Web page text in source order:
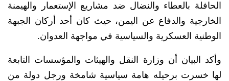
الحافلة بالعطاء والنضال ضد مشاريع الإستعمار والهيمنة
الخارجية والدفاع عن اليمن، حيث كان أحد أركان الجبهة
الوطنية العسكرية والسياسية في مواجهة العدوان.
وأكد البيان أن وزارة النقل والهيئات والمؤسسات التابعة
لها خسرت برحيله هامة سياسية شامخة ورجل دولة من